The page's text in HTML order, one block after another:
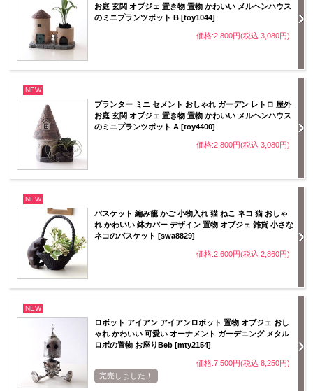
お庭 玄関 オブジェ 置き物 置物 かわいい メルヘンハウス
のミニプランツポット B [toy1044]
価格:2,800円(税込 3,080円)
NEW
プランター ミニ セメント おしゃれ ガーデン レトロ 屋外
お庭 玄関 オブジェ 置き物 置物 かわいい メルヘンハウス
のミニプランツポット A [toy4400]
価格:2,800円(税込 3,080円)
NEW
バスケット 編み籠 かご 小物入れ 猫 ねこ ネコ 猫 おしゃ
れ かわいい 鉢カバー デザイン 置物 オブジェ 雑貨 小さな
ネコのバスケット [swa8829]
価格:2,600円(税込 2,860円)
NEW
ロボット アイアン アイアンロボット 置物 オブジェ おし
ゃれ かわいい 可愛い オーナメント ガーデニング メタル
ロボの置物 お座りBeb [mty2154]
価格:7,500円(税込 8,250円)
完売しました！